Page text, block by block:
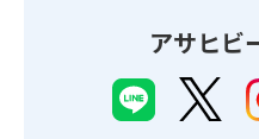
アサヒビ